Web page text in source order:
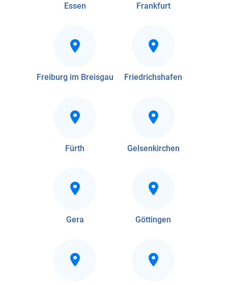
Essen Frankfurt
Freiburg im Breisgau Friedrichshafen
Fürth Gelsenkirchen
Gera Göttingen